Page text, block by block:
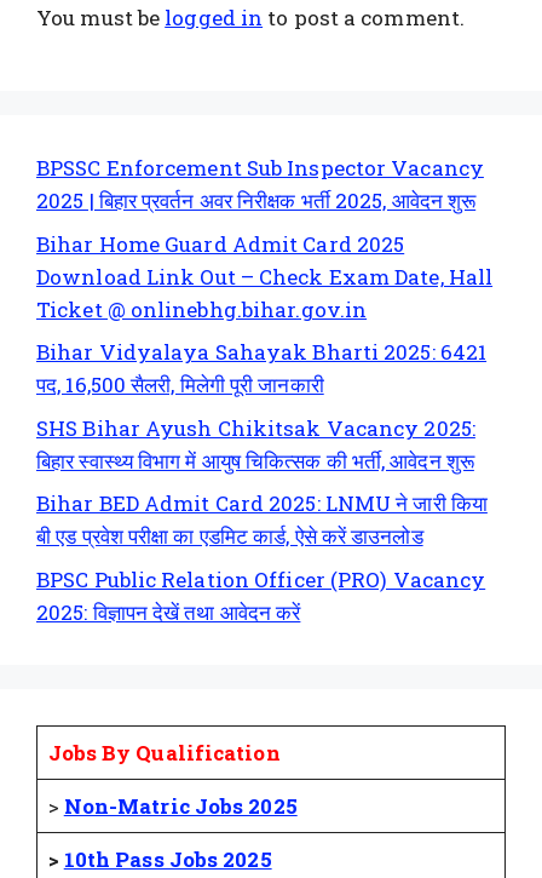
You must be logged in to post a comment.
BPSSC Enforcement Sub Inspector Vacancy
2025 | बिहार प्रवर्तन अवर निरीक्षक भर्ती 2025, आवेदन शुरू
Bihar Home Guard Admit Card 2025
Download Link Out – Check Exam Date, Hall
Ticket @ onlinebhg.bihar.gov.in
Bihar Vidyalaya Sahayak Bharti 2025: 6421
पद, 16,500 सैलरी, मिलेगी पूरी जानकारी
SHS Bihar Ayush Chikitsak Vacancy 2025:
बिहार स्वास्थ्य विभाग में आयुष चिकित्सक की भर्ती, आवेदन शुरू
Bihar BED Admit Card 2025: LNMU ने जारी किया
बी एड प्रवेश परीक्षा का एडमिट कार्ड, ऐसे करें डाउनलोड
BPSC Public Relation Officer (PRO) Vacancy
2025: विज्ञापन देखें तथा आवेदन करें
Jobs By Qualification
> Non-Matric Jobs 2025
> 10th Pass Jobs 2025